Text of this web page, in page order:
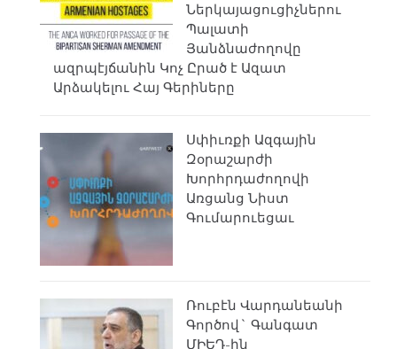
Ներկայացուցիչներու
Պալատի
Յանձնաժողովը
ազրպէյճանին Կոչ Ըրած է Ազատ
Արձակելու Հայ Գերիները
Սփիւռքի Ազգային
Զօրաշարժի
Խորհրդաժողովի
Առցանց Նիստ
Գումարուեցաւ
Ռուբէն Վարդանեանի
Գործով` Գանգատ
ՄԻԵԴ-ին